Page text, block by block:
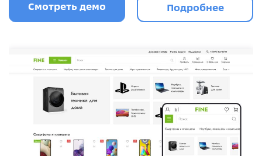
Смотреть демо Подробнее